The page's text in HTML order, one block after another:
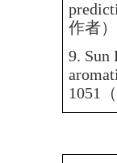
作者）
9. Sun
1051